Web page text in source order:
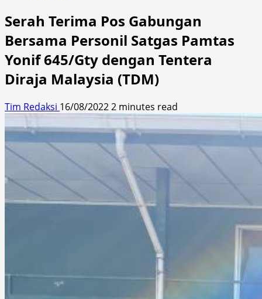
Serah Terima Pos Gabungan
Bersama Personil Satgas Pamtas
Yonif 645/Gty dengan Tentera
Diraja Malaysia (TDM)
Tim Redaksi 16/08/20222 minutes read